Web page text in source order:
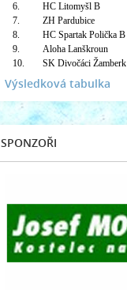
6.
HC Litomyšl B
7.
ZH Pardubice
8.
HC Spartak Polička B
9.
Aloha Lanškroun
10.
SK Divočáci Žamberk
Výsledková tabulka
SPONZOŘI